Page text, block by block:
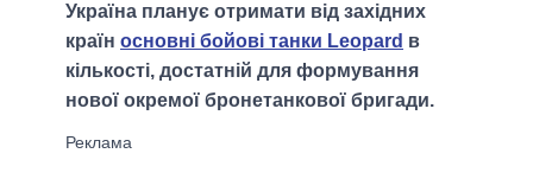
Україна планує отримати від західних
країн основні бойові танки Leopard в
кількості, достатній для формування
нової окремої бронетанкової бригади.